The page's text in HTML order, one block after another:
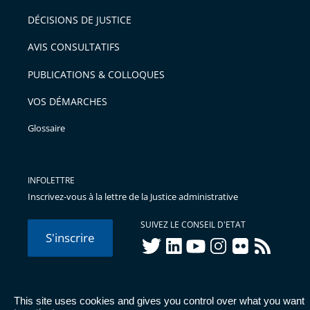
This site uses cookies and gives you control over what you want
pour
avant
DÉCISIONS DE JUSTICE
AVIS CONSULTATIFS
PUBLICATIONS & COLLOQUES
VOS DÉMARCHES
Glossaire
INFOLETTRE
Inscrivez-vous à la lettre de la Justice administrative
S'inscrire
SUIVEZ LE CONSEIL D'ETAT
twitterlinkedInyoutubeinstagram
flickr rss